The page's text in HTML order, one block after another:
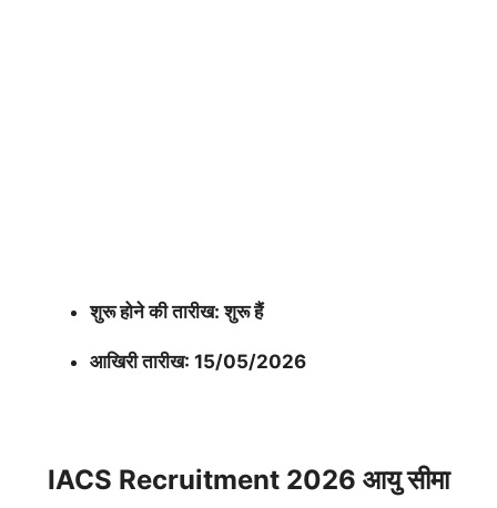
शुरू होने की तारीख: शुरू हैं
आखिरी तारीख: 15/05/2026
IACS Recruitment 2026 आयु सीमा